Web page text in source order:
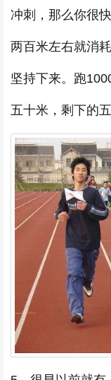
冲刺，那么你很
两百米左右就消
坚持下来。跑
五十米，剩下的